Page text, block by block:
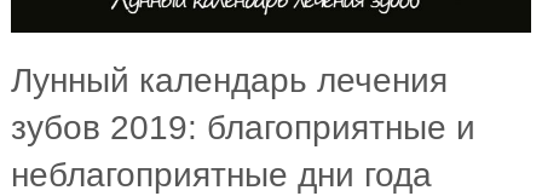
Лунный календарь лечения
зубов 2019: благоприятные и
неблагоприятные дни года